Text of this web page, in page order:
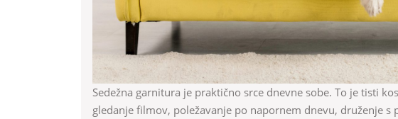
Sedežna garnitura je praktično srce dnevne sobe. To je tisti kos pohištva, na katerem se dogaja vse:
gledanje filmov, poležavanje po napornem dnevu, druženje